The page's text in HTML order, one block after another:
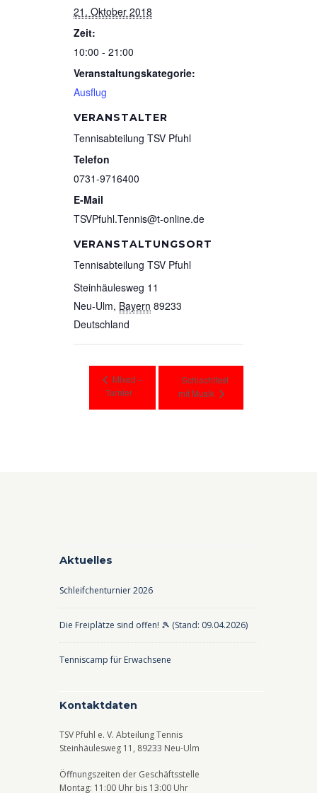
21. Oktober 2018
Zeit:
10:00 - 21:00
Veranstaltungskategorie:
Ausflug
VERANSTALTUNGSORT
Tennisabteilung TSV Pfuhl
Steinhäulesweg 11
Neu-Ulm, Bayern 89233
Deutschland
VERANSTALTER
Tennisabteilung TSV Pfuhl
Telefon
0731-9716400
E-Mail
TSVPfuhl.Tennis@t-online.de
Mixed –
Turnier
Schlachtfest
mit Musik
Aktuelles
Schleifchenturnier 2026
Die Freiplätze sind offen! 🎾 (Stand: 09.04.2026)
Tenniscamp für Erwachsene
Kontaktdaten
TSV Pfuhl e. V. Abteilung Tennis
Steinhäulesweg 11, 89233 Neu-Ulm
Öffnungszeiten der Geschäftsstelle
Montag: 11:00 Uhr bis 13:00 Uhr